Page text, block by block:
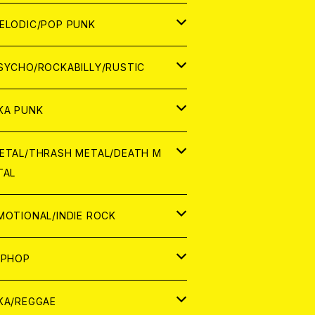
ログ
ログ
POP PUNK
ROCKABILLY/RUSTIC
PUNK
THRASH METAL/DEATH M
INDIE ROCK
REGGAE